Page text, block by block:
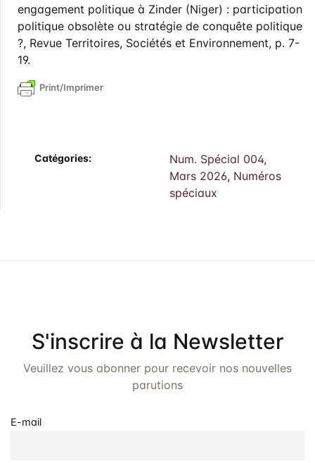
engagement politique à Zinder (Niger) : participation
politique obsolète ou stratégie de conquête politique
?, Revue Territoires, Sociétés et Environnement, p. 7-
19.
Print/Imprimer
Catégories:
Num. Spécial 004,
Mars 2026, Numéros
spéciaux
S'inscrire à la Newsletter
Veuillez vous abonner pour recevoir nos nouvelles
parutions
E-mail